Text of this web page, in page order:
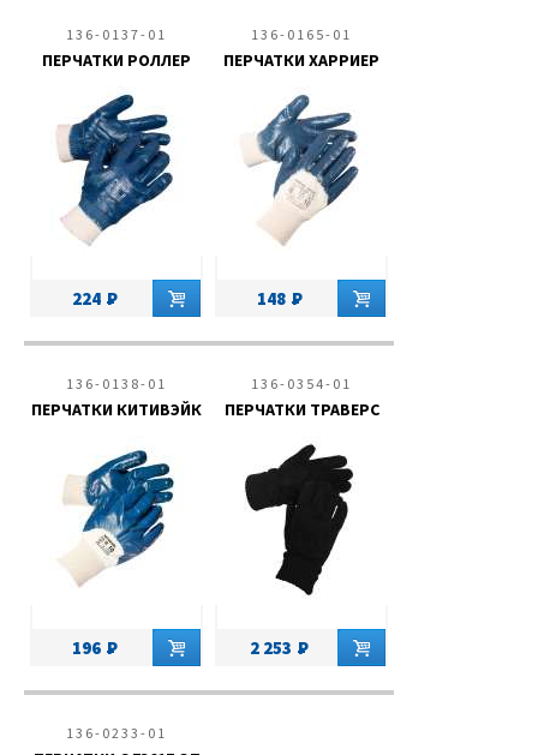
136-0137-01
ПЕРЧАТКИ РОЛЛЕР
224
136-0165-01
ПЕРЧАТКИ ХАРРИЕР
148
136-0138-01
ПЕРЧАТКИ КИТИВЭЙК
196
136-0354-01
ПЕРЧАТКИ ТРАВЕРС
2 253
136-0233-01